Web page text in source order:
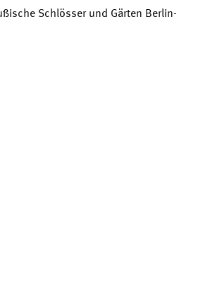
Schlösser und Gärten Berlin-